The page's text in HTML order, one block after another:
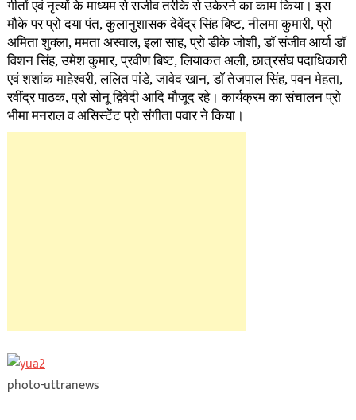
गीतों एवं नृत्यों के माध्यम से सजीव तरीके से उकेरने का काम किया। इस
मौके पर प्रो दया पंत, कुलानुशासक देवेंद्र सिंह बिष्ट, नीलमा कुमारी, प्रो
अमिता शुक्ला, ममता अस्वाल, इला साह, प्रो डीके जोशी, डाॅ संजीव आर्या डाॅ
विशन सिंह, उमेश कुमार, प्रवीण बिष्ट, लियाकत अली, छात्रसंघ पदाधिकारी
एवं शशांक माहेश्वरी, ललित पांडे, जावेद खान, डाॅ तेजपाल सिंह, पवन मेहता,
रवींद्र पाठक, प्रो सोनू द्विवेदी आदि मौजूद रहे। कार्यक्रम का संचालन प्रो
भीमा मनराल व असिस्टेंट प्रो संगीता पवार ने किया।
photo-uttranews